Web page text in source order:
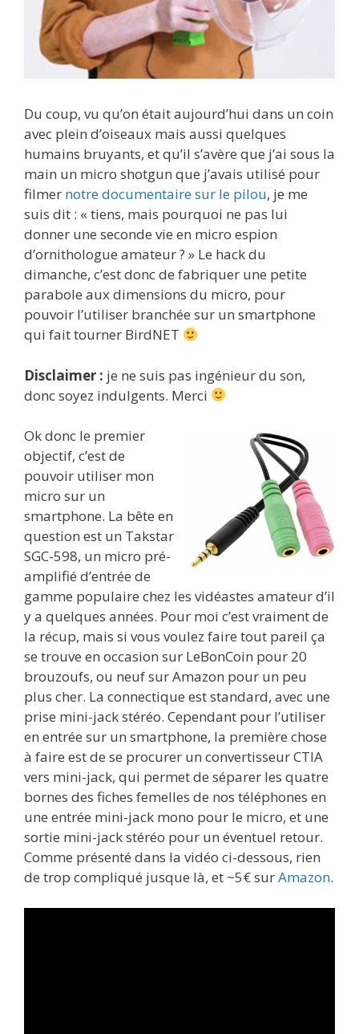
Du coup, vu qu’on était aujourd’hui dans un coin
avec plein d’oiseaux mais aussi quelques
humains bruyants, et qu’il s’avère que j’ai sous la
main un micro shotgun que j’avais utilisé pour
filmer notre documentaire sur le pilou, je me
suis dit : « tiens, mais pourquoi ne pas lui
donner une seconde vie en micro espion
d’ornithologue amateur ? » Le hack du
dimanche, c’est donc de fabriquer une petite
parabole aux dimensions du micro, pour
pouvoir l’utiliser branchée sur un smartphone
qui fait tourner BirdNET
Disclaimer : je ne suis pas ingénieur du son,
donc soyez indulgents. Merci
Ok donc le premier
objectif, c’est de
pouvoir utiliser mon
micro sur un
smartphone. La bête en
question est un Takstar
SGC-598, un micro pré-
amplifié d’entrée de
gamme populaire chez les vidéastes amateur d’il
y a quelques années. Pour moi c’est vraiment de
la récup, mais si vous voulez faire tout pareil ça
se trouve en occasion sur LeBonCoin pour 20
brouzoufs, ou neuf sur Amazon pour un peu
plus cher. La connectique est standard, avec une
prise mini-jack stéréo. Cependant pour l’utiliser
en entrée sur un smartphone, la première chose
à faire est de se procurer un convertisseur CTIA
vers mini-jack, qui permet de séparer les quatre
bornes des fiches femelles de nos téléphones en
une entrée mini-jack mono pour le micro, et une
sortie mini-jack stéréo pour un éventuel retour.
Comme présenté dans la vidéo ci-dessous, rien
de trop compliqué jusque là, et ~5€ surAmazon.